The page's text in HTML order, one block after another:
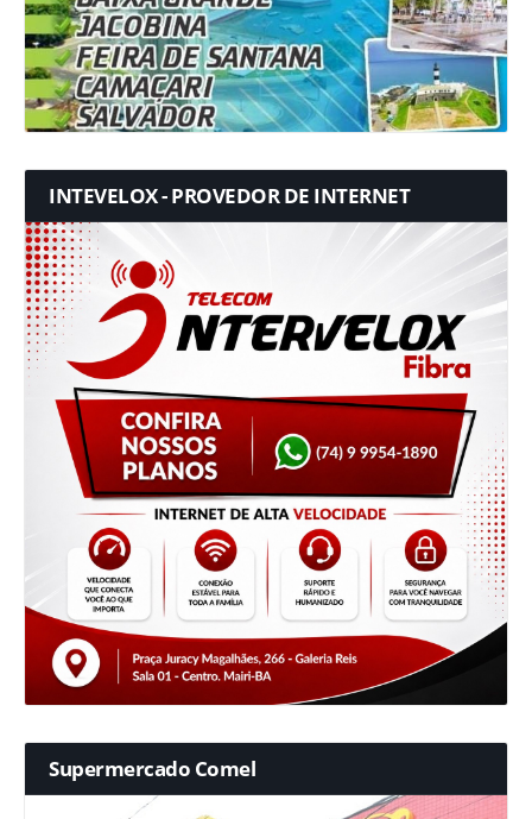
INTEVELOX - PROVEDOR DE INTERNET
Supermercado Comel